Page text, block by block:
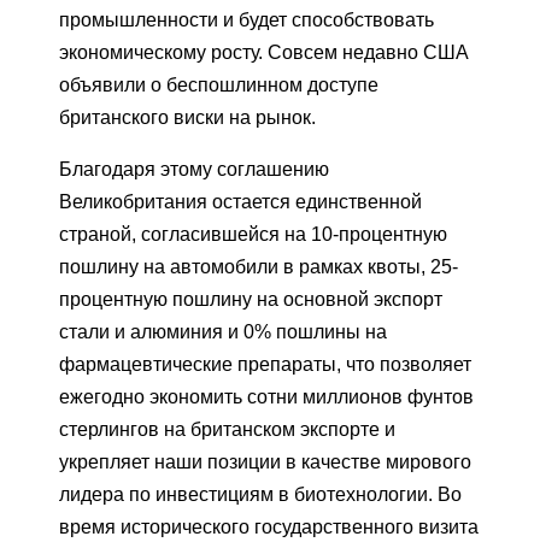
промышленности и будет способствовать
экономическому росту. Совсем недавно США
объявили о беспошлинном доступе
британского виски на рынок.
Благодаря этому соглашению
Великобритания остается единственной
страной, согласившейся на 10-процентную
пошлину на автомобили в рамках квоты, 25-
процентную пошлину на основной экспорт
стали и алюминия и 0% пошлины на
фармацевтические препараты, что позволяет
ежегодно экономить сотни миллионов фунтов
стерлингов на британском экспорте и
укрепляет наши позиции в качестве мирового
лидера по инвестициям в биотехнологии. Во
время исторического государственного визита